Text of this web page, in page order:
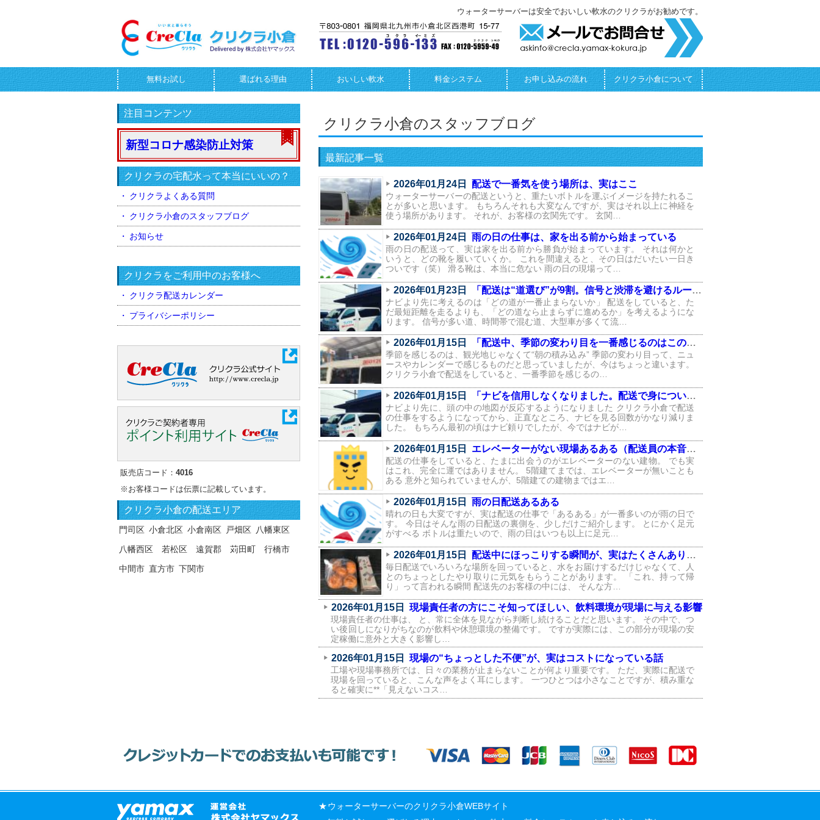
ウォーターサーバーは安全でおいしい軟水のクリクラがお勧めです。
無料お試し 選ばれる理由 おいしい軟水 料金システム お申し込みの流れ クリクラ小倉について
クリクラ小倉のスタッフブログ
最新記事一覧
2026年01月24日 配送で一番気を使う場所は、実はここ
ウォーターサーバーの配送というと、重たいボトルを運ぶイメージを持たれるこ
とが多いと思います。 もちろんそれも大変なんですが、実はそれ以上に神経を
使う場所があります。 それが、お客様の玄関先です。 玄関…
2026年01月24日 雨の日の仕事は、家を出る前から始まっている
雨の日の配送って、実は家を出る前から勝負が始まっています。 それは何かと
いうと、どの靴を履いていくか。 これを間違えると、その日はだいたい一日き
ついです（笑） 滑る靴は、本当に危ない 雨の日の現場って…
2026年01月23日 「配送は“道選び”が9割。信号と渋滞を避けるルートの話」
ナビより先に考えるのは「どの道が一番止まらないか」 配送をしていると、た
だ最短距離を走るよりも、「どの道なら止まらずに進めるか」を考えるようにな
ります。 信号が多い道、時間帯で混む道、大型車が多くて流…
2026年01月15日 「配送中、季節の変わり目を一番感じるのはこの瞬間」
季節を感じるのは、観光地じゃなくて“朝の積み込み” 季節の変わり目って、ニュ
ースやカレンダーで感じるものだと思っていましたが、今はちょっと違います。
クリクラ小倉で配送をしていると、一番季節を感じるの…
2026年01月15日 「ナビを信用しなくなりました。配送で身についた“地元の勘”」
ナビより先に、頭の中の地図が反応するようになりました クリクラ小倉で配送
の仕事をするようになってから、正直なところ、ナビを見る回数がかなり減りま
した。 もちろん最初の頃はナビ頼りでしたが、今ではナビが…
2026年01月15日 エレベーターがない現場あるある（配送員の本音つき）
配送の仕事をしていると、たまに出会うのがエレベーターのない建物。 でも実
はこれ、完全に運ではありません。 5階建てまでは、エレベーターが無いことも
ある 意外と知られていませんが、5階建ての建物まではエ…
2026年01月15日 雨の日配送あるある
晴れの日も大変ですが、実は配送の仕事で「あるある」が一番多いのが雨の日で
す。 今日はそんな雨の日配送の裏側を、少しだけご紹介します。 とにかく足元
がすべる ボトルは重たいので、雨の日はいつも以上に足元…
2026年01月15日 配送中にほっこりする瞬間が、実はたくさんあります
毎日配送でいろいろな場所を回っていると、水をお届けするだけじゃなくて、人
とのちょっとしたやり取りに元気をもらうことがあります。 「これ、持って帰
り」って言われる瞬間 配送先のお客様の中には、 そんな方…
2026年01月15日 現場責任者の方にこそ知ってほしい、飲料環境が現場に与える影響
現場責任者の仕事は、 と、常に全体を見ながら判断し続けることだと思います。 その中で、つ
い後回しになりがちなのが飲料や休憩環境の整備です。 ですが実際には、この部分が現場の安
定稼働に意外と大きく影響し…
2026年01月15日 現場の“ちょっとした不便”が、実はコストになっている話
工場や現場事務所では、日々の業務が止まらないことが何より重要です。 ただ、実際に配送で
現場を回っていると、こんな声をよく耳にします。 一つひとつは小さなことですが、積み重な
ると確実に**「見えないコス…
注目コンテンツ
新型コロナ感染防止対策
クリクラの宅配水って本当にいいの？
クリクラよくある質問
クリクラ小倉のスタッフブログ
お知らせ
クリクラをご利用中のお客様へ
クリクラ配送カレンダー
プライバシーポリシー
販売店コード： 4016
※お客様コードは伝票に記載しています。
クリクラ小倉の配送エリア
門司区 小倉北区 小倉南区 戸畑区 八幡東区
八幡西区
若松区 遠賀郡 苅田町
行橋市
中間市 直方市 下関市
ウォーターサーバーのクリクラ小倉WEBサイト